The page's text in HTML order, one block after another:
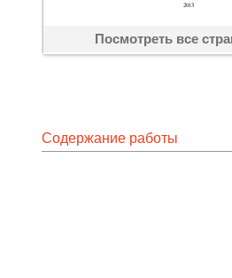
Посмотреть все
Содержание работы